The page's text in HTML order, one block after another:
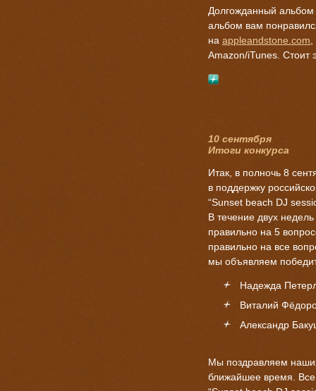
Долгожданный
альбом вам
на appleandstone.com
Amazon/iTunes. Стоит
10 сентября
Итоги конкурса
Итак, в полночь 8
в поддержку
“Sunset beach DJ
В течение двух
правильно на 5
правильно на все
мы объявляем
Надежда
Виталий
Александр
Мы поздравляем
ближайшее время. Все